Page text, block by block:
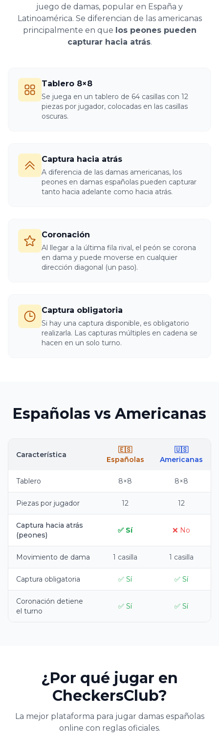
juego de damas, popular en España y
Latinoamérica. Se diferencian de las americanas
principalmente en que los peones pueden
capturar hacia atrás.
Tablero 8×8
Se juega en un tablero de 64 casillas con 12
piezas por jugador, colocadas en las casillas
oscuras.
Captura hacia atrás
A diferencia de las damas americanas, los
peones en damas españolas pueden capturar
tanto hacia adelante como hacia atrás.
Coronación
Al llegar a la última fila rival, el peón se corona
en dama y puede moverse en cualquier
dirección diagonal (un paso).
Captura obligatoria
Si hay una captura disponible, es obligatorio
realizarla. Las capturas múltiples en cadena se
hacen en un solo turno.
Españolas vs Americanas
Característica
🇪🇸
Españolas
🇺🇸
Americanas
Tablero 8×8 8×8
Piezas por jugador 12 12
Captura hacia atrás
(peones)
✅ Sí ❌ No
Movimiento de dama 1 casilla 1 casilla
Captura obligatoria ✅ Sí ✅ Sí
Coronación detiene
el turno
✅ Sí ✅ Sí
¿Por qué jugar en
CheckersClub?
La mejor plataforma para jugar damas españolas
online con reglas oficiales.